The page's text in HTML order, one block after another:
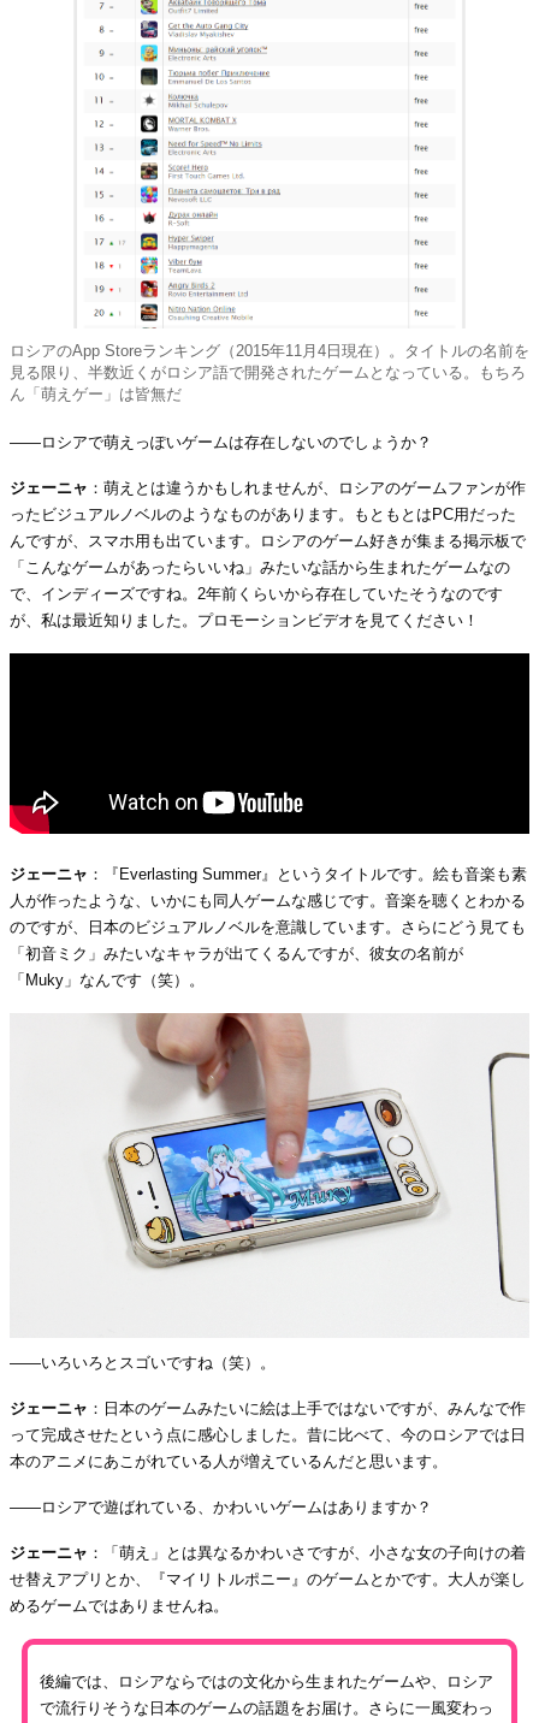
ロシアのApp Storeランキング（2015年11月4日現在）。タイトルの名前を
見る限り、半数近くがロシア語で開発されたゲームとなっている。もちろ
ん「萌えゲー」は皆無だ
――ロシアで萌えっぽいゲームは存在しないのでしょうか？
ジェーニャ ：萌えとは違うかもしれませんが、ロシアのゲームファンが作
ったビジュアルノベルのようなものがあります。もともとはPC用だった
んですが、スマホ用も出ています。ロシアのゲーム好きが集まる掲示板で
「こんなゲームがあったらいいね」みたいな話から生まれたゲームなの
で、インディーズですね。2年前くらいから存在していたそうなのです
が、私は最近知りました。プロモーションビデオを見てください！
ジェーニャ ：『Everlasting Summer』というタイトルです。絵も音楽も素
人が作ったような、いかにも同人ゲームな感じです。音楽を聴くとわかる
のですが、日本のビジュアルノベルを意識しています。さらにどう見ても
「初音ミク」みたいなキャラが出てくるんですが、彼女の名前が
「Muky」なんです（笑）。
――いろいろとスゴいですね（笑）。
ジェーニャ ：日本のゲームみたいに絵は上手ではないですが、みんなで作
って完成させたという点に感心しました。昔に比べて、今のロシアでは日
本のアニメにあこがれている人が増えているんだと思います。
――ロシアで遊ばれている、かわいいゲームはありますか？
ジェーニャ ：「萌え」とは異なるかわいさですが、小さな女の子向けの着
せ替えアプリとか、『マイリトルポニー』のゲームとかです。大人が楽し
めるゲームではありませんね。
後編では、ロシアならではの文化から生まれたゲームや、ロシア
で流行りそうな日本のゲームの話題をお届け。さらに一風変わっ